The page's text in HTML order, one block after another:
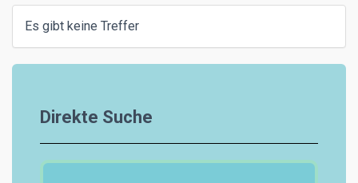
Es gibt keine Treffer
Direkte Suche